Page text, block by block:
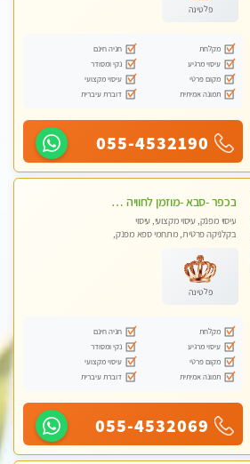
פלטינה
מקלחת
חניה חינם
עיסוי מרגיע
נקי ומסודר
מקום פרטי
עיסוי מקצועי
תמונה אמיתית
דוברת עיברית
055-4532190
בכפר -סבא -מוזמן לחוויה בלתי נשכחת!!!עיסוי מפנק ביותר מומלץ לחלוטין!!!
עיסוי מפנק, עיסוי מקצועי, עיסוי
בקלניקה פרטית, מתחמי ספא מפנק,
לנשים בלבד
פלטינה
מקלחת
חניה חינם
עיסוי מרגיע
נקי ומסודר
מקום פרטי
עיסוי מקצועי
תמונה אמיתית
דוברת עיברית
055-4532069